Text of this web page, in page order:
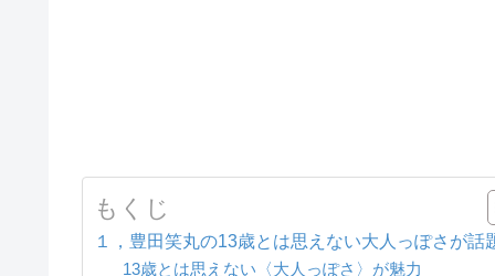
もくじ
１，豊田笑丸の13歳とは思えない大人っぽさが話
13歳とは思えない〈大人っぽさ〉が魅力